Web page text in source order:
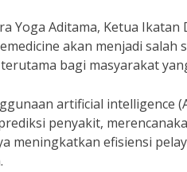
Yoga Aditama, Ketua
akan menjadi
bagi masyarakat
artificial intelligence
penyakit,
meningkatkan efisiensi